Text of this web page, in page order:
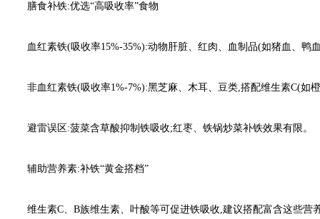
膳食补铁:优选“高吸收率”食物
血红素铁(吸收率15%-35%):动物肝脏、红肉、血制品(如猪血、鸭
非血红素铁(吸收率1%-7%):黑芝麻、木耳、豆类,搭配维生素C(如
避雷误区:菠菜含草酸抑制铁吸收;红枣、铁锅炒菜补铁效果有限。
辅助营养素:补铁“黄金搭档”
维生素C、B族维生素、叶酸等可促进铁吸收,建议搭配富含这些营